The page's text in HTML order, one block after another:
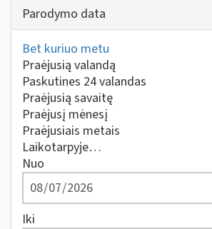
Parodymo data
Bet kuriuo metu
Praėjusią valandą
Paskutines 24 valandas
Praėjusią savaitę
Praėjusį mėnesį
Praėjusiais metais
Laikotarpyje…
Nuo
Iki